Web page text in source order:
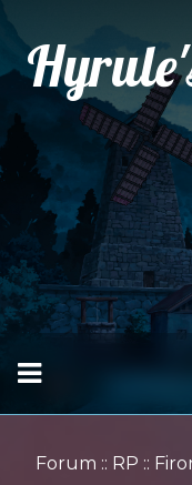
Forum :: RP ::